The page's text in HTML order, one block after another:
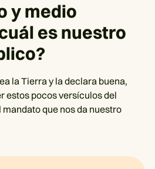
y medio
es nuestro
la Tierra y la declara buena,
estos pocos versículos del
que nos da nuestro